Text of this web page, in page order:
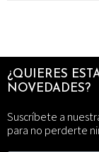
¿QUIERES
NOVEDADES?
Suscríbete a
para no perderte